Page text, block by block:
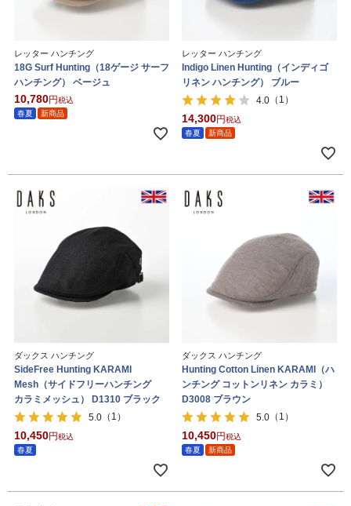
レッター ハンチング
18G Surf Hunting（18ゲージ サーフ
ハンチング） ベージュ
10,780
税込
春夏
新商品
レッター ハンチング
Indigo Linen Hunting（インディゴ
リネン ハンチング） ブルー
4.0 （1）
14,300
税込
春夏
新商品
ダックス ハンチング
SideFree Hunting KARAMI
Mesh（サイドフリーハンチング
カラミメッシュ） D1310 ブラック
5.0 （1）
10,450
税込
春夏
ダックス ハンチング
Hunting Cotton Linen KARAMI（ハ
ンチング コットンリネン カラミ）
D3008 ブラウン
5.0 （1）
10,450
税込
春夏
新商品